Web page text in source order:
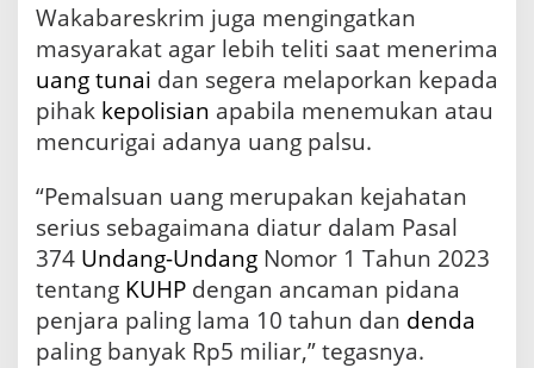
Wakabareskrim juga mengingatkan
masyarakat agar lebih teliti saat menerima
uang tunai dan segera melaporkan kepada
pihak kepolisian apabila menemukan atau
mencurigai adanya uang palsu.
“Pemalsuan uang merupakan kejahatan
serius sebagaimana diatur dalam Pasal
374 Undang-Undang Nomor 1 Tahun 2023
tentang KUHP dengan ancaman pidana
penjara paling lama 10 tahun dan denda
paling banyak Rp5 miliar,” tegasnya.